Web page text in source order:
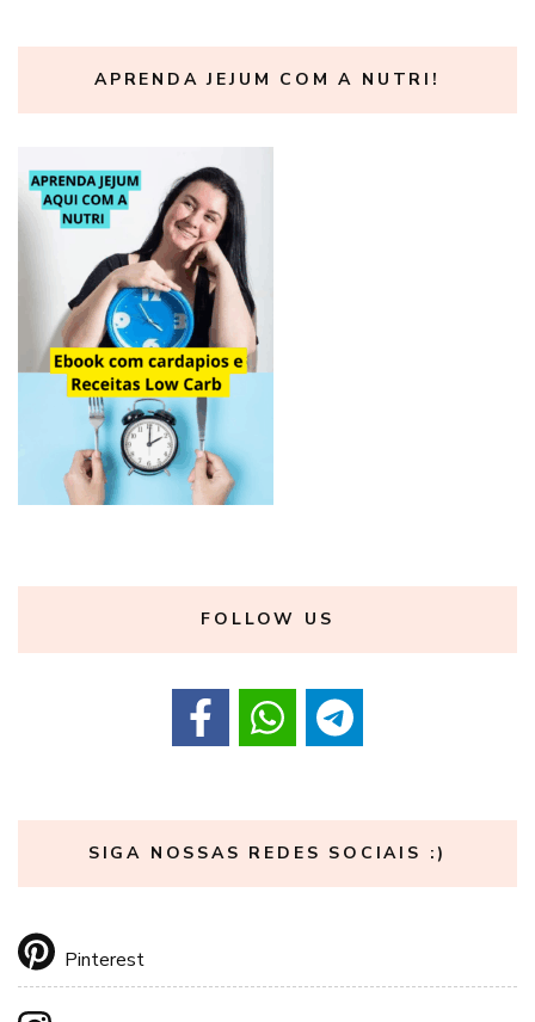
APRENDA JEJUM COM A NUTRI!
FOLLOW US
SIGA NOSSAS REDES SOCIAIS :)
Pinterest